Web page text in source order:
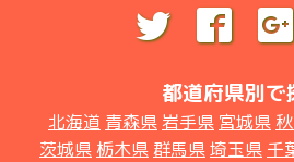
都道府県別で
北海道 青森県 岩手県 宮城県
茨城県 栃木県群馬県埼玉県 千